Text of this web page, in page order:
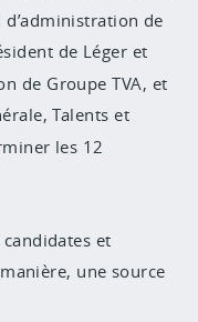
de
de Léger et
de Groupe TVA, et
Talents et
les 12
et
une source